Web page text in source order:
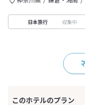
日本旅行 収集中